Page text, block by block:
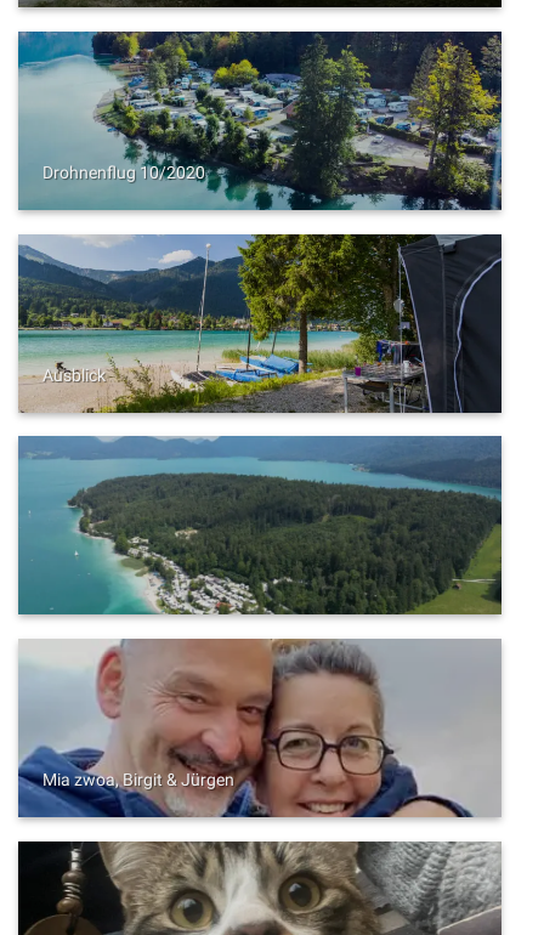
Drohnenflug 10/2020
Ausblick
Mia zwoa, Birgit & Jürgen